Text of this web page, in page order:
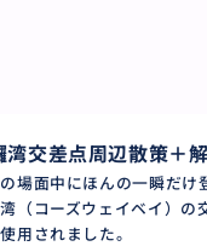
湾交差点周辺散策＋
場面中にほんの一瞬だけ
（コーズウェイベイ）の
用されました。